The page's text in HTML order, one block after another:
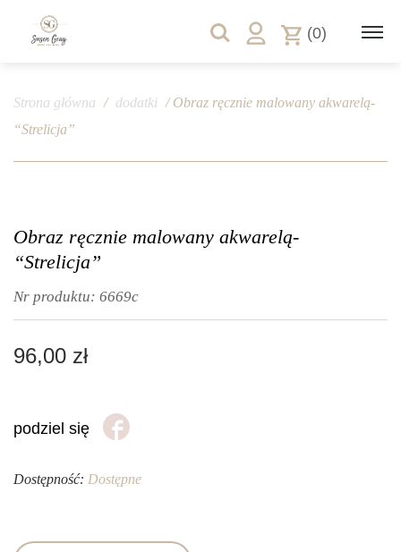
(0)
Strona główna / dodatki / Obraz ręcznie malowany akwarelą-
“Strelicja”
Obraz ręcznie malowany akwarelą-
“Strelicja”
Nr produktu: 6669c
96,00 zł
podziel się
Dostępność: Dostępne